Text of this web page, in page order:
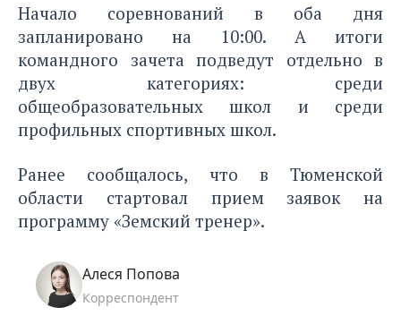
Начало соревнований в оба дня
запланировано на 10:00. А итоги
командного зачета подведут отдельно в
двух категориях: среди
общеобразовательных школ и среди
профильных спортивных школ.
Ранее сообщалось, что в Тюменской
области стартовал прием заявок на
программу «Земский тренер».
Алеся Попова
Корреспондент